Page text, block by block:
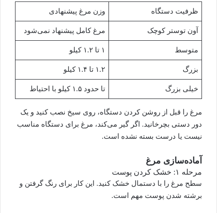
ظرفیت دستگاه وزن مرغ پیشنهادی
آون توستر کوچک مرغ کامل پیشنهاد نمی‌شود
متوسط ۱ تا ۱.۲ کیلو
بزرگ ۱.۲ تا ۱.۴ کیلو
خیلی بزرگ تا حدود ۱.۵ کیلو با احتیاط
مرغ را قبل از روشن کردن دستگاه، روی سیخ نصب کنید و یک
دور دستی بچرخانید. اگر گیر می‌کند، مرغ برای دستگاه مناسب
نیست یا درست بسته نشده است.
آماده‌سازی مرغ
مرحله ۱: خشک کردن پوست
سطح مرغ را با دستمال خشک کنید. این کار برای رنگ گرفتن و
برشته شدن پوست مهم است.